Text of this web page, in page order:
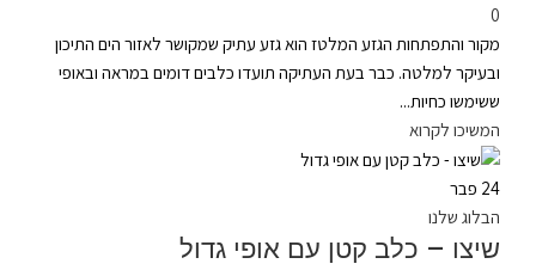
0
מקור והתפתחות הגזע המלטז הוא גזע עתיק שמקושר לאזור הים התיכון
ובעיקר למלטה. כבר בעת העתיקה תועדו כלבים דומים במראה ובאופי
ששימשו כחיות...
המשיכו לקרוא
24 פבר
הבלוג שלנו
שיצו – כלב קטן עם אופי גדול